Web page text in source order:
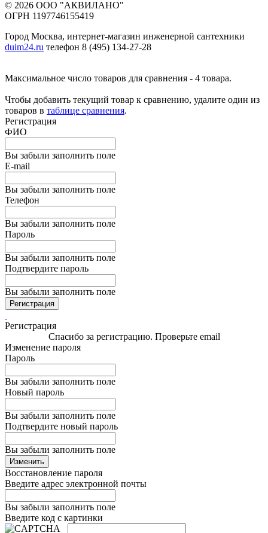
© 2026 ООО "АКВИЛАНО"
ОГРН 1197746155419
Город Москва, интернет-магазин инженерной сантехники
duim24.ru телефон 8 (495) 134-27-28
Максимальное число товаров для сравнения - 4 товара.
Чтобы добавить текущий товар к сравнению, удалите один из
товаров в таблице сравнения.
Регистрация
ФИО
Вы забыли заполнить поле
E-mail
Вы забыли заполнить поле
Телефон
Вы забыли заполнить поле
Пароль
Вы забыли заполнить поле
Подтвердите пароль
Вы забыли заполнить поле
Регистрация
Регистрация
Спасибо за регистрацию. Проверьте email
Изменение пароля
Пароль
Вы забыли заполнить поле
Новый пароль
Вы забыли заполнить поле
Подтвердите новый пароль
Вы забыли заполнить поле
Изменить
Восстановление пароля
Введите адрес электронной почты
Вы забыли заполнить поле
Введите код с картинки